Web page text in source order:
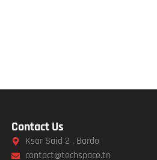
Contact Us
Ksar Said 2 , Bardo
contact@techspace.tn